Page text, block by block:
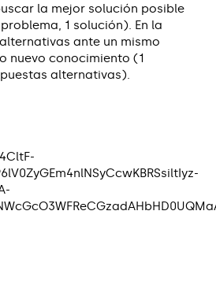
la mejor solución posible
1 solución). En la
ante un mismo
nuevo conocimiento (1
alternativas).